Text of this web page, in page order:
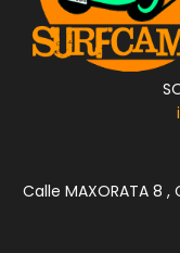
Calle MAXORATA 8